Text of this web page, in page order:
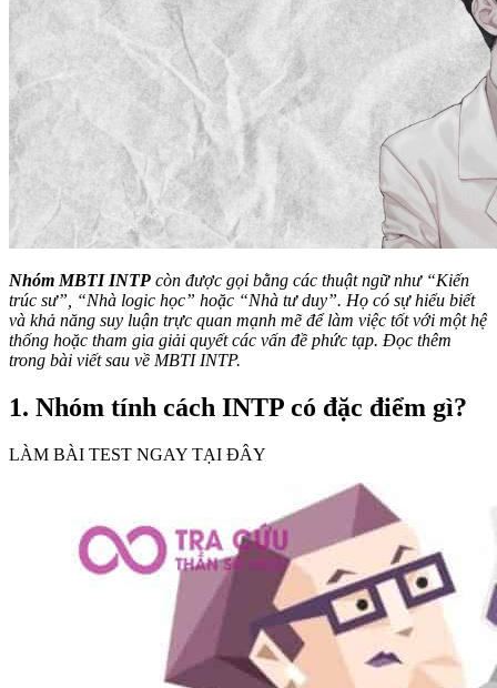
Nhóm MBTI INTP còn được gọi bằng các thuật ngữ như “Kiến
trúc sư”, “Nhà logic học” hoặc “Nhà tư duy”. Họ có sự hiểu biết
và khả năng suy luận trực quan mạnh mẽ để làm việc tốt với một hệ
thống hoặc tham gia giải quyết các vấn đề phức tạp. Đọc thêm
trong bài viết sau về MBTI INTP.
1. Nhóm tính cách INTP có đặc điểm gì?
LÀM BÀI TEST NGAY TẠI ĐÂY